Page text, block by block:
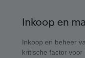
Inkoop en
Inkoop en beheer
kritische factor